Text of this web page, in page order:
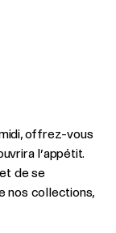
offrez-vous
l’appétit.
de se
nos collections,